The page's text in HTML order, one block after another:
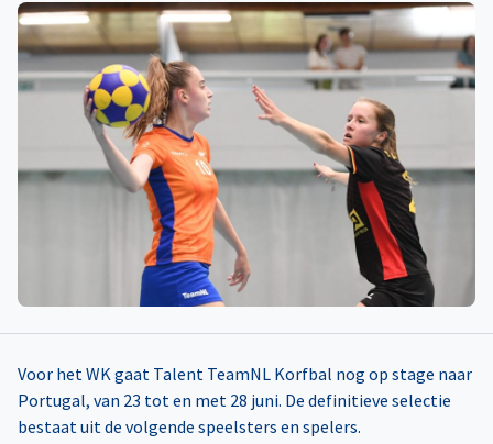
Voor het WK gaat Talent TeamNL Korfbal nog op stage naar
Portugal, van 23 tot en met 28 juni. De definitieve selectie
bestaat uit de volgende speelsters en spelers.